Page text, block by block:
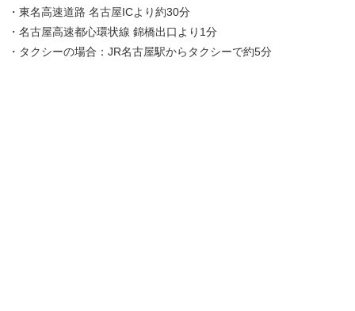
・東名高速道路 名古屋ICより約30分
・名古屋高速都心環状線 錦橋出口より1分
・タクシーの場合：JR名古屋駅からタクシーで約5分